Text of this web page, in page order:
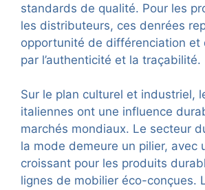
standards de qualité. Pour les
les distributeurs, ces denrées
opportunité de différenciation et
par l’authenticité et la traçabilité.
Sur le plan culturel et industriel,
italiennes ont une influence
marchés mondiaux. Le secteur
la mode demeure un pilier, avec
croissant pour les produits
lignes de mobilier éco-conçues.